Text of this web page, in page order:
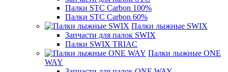
Палки STC Carbon 100%
Палки STC Carbon 60%
Палки лыжные SWIX
Запчасти для палок SWIX
Палки SWIX TRIAC
Палки лыжные ONE
WAY